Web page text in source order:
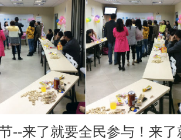
--来了就要全民参与！来